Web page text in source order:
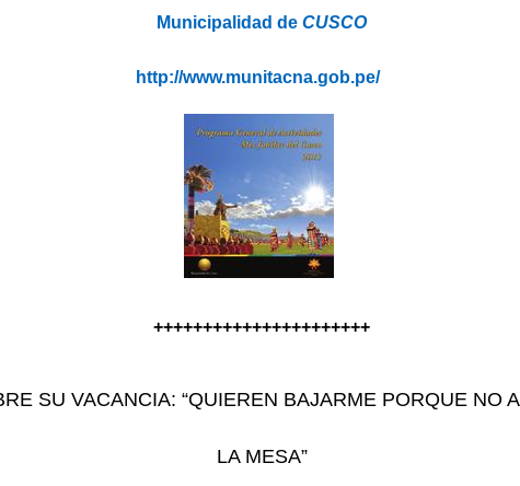
Municipalidad de CUSCO
http://www.munitacna.gob.pe/
++++++++++++++++++++++
SU VACANCIA: “QUIEREN BAJARME PORQUE NO
LA MESA”